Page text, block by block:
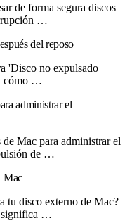
de forma segura discos
…
del reposo
'Disco no expulsado
cómo …
administrar el
de Mac para administrar el
de …
Mac
tu disco externo de Mac?
significa …